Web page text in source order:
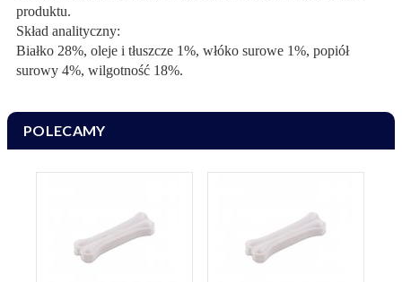
produktu.
Skład analityczny:
Białko 28%, oleje i tłuszcze 1%, włóko surowe 1%, popiół
surowy 4%, wilgotność 18%.
POLECAMY